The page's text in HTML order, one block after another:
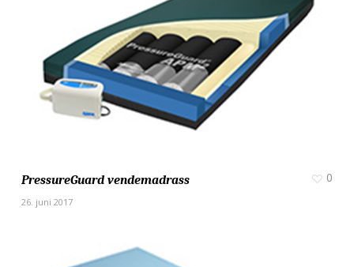
PressureGuard vendemadrass
26. juni 2017
0